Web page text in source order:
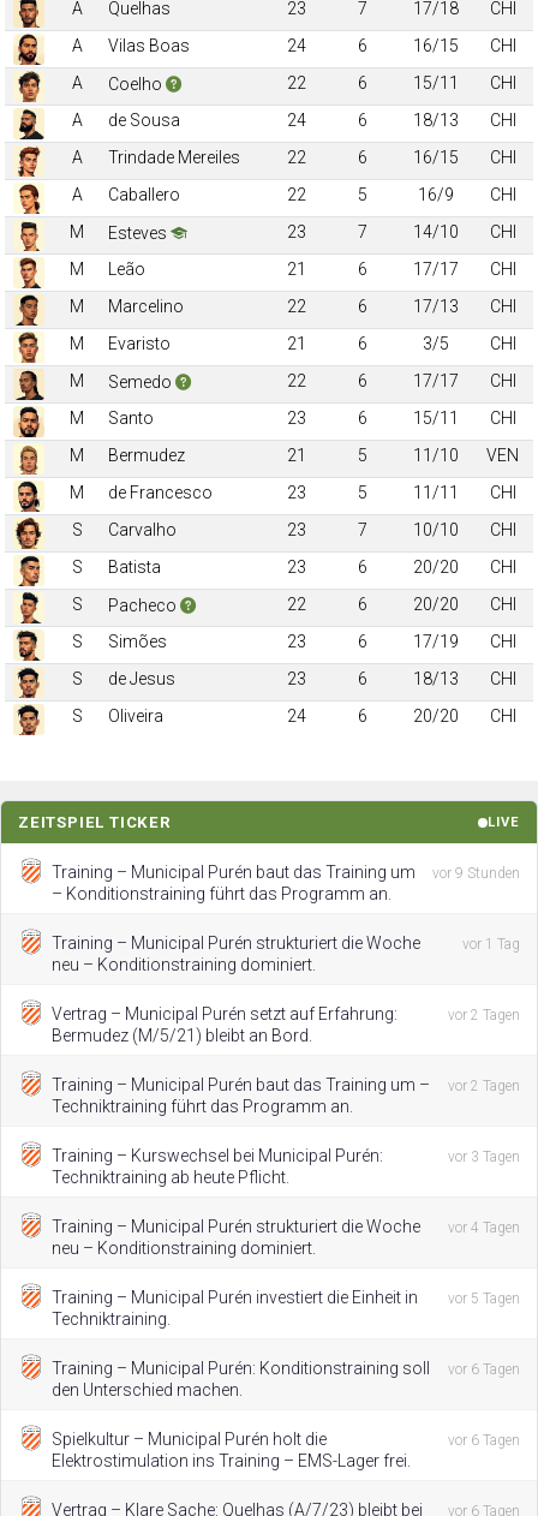
A
Quelhas 23 7 17/18
CHI
A
Vilas Boas 24 6 16/15
CHI
A
Coelho 22 6 15/11
CHI
A
de Sousa 24 6 18/13
CHI
A
Trindade Mereiles 22 6 16/15
CHI
A
Caballero 22 5 16/9
CHI
M
Esteves 23 7 14/10
CHI
M
Leão 21 6 17/17
CHI
M
Marcelino 22 6 17/13
CHI
M
Evaristo 21 6 3/5
CHI
M
Semedo 22 6 17/17
CHI
M
Santo 23 6 15/11
CHI
M
Bermudez 21 5 11/10
VEN
M
de Francesco 23 5 11/11
CHI
S
Carvalho 23 7 10/10
CHI
S
Batista 23 6 20/20
CHI
S
Pacheco 22 6 20/20
CHI
S
Simões 23 6 17/19
CHI
S
de Jesus 23 6 18/13
CHI
S
Oliveira 24 6 20/20 CHI
ZEITSPIEL TICKER LIVE
Training – Municipal Purén baut das Training um
– Konditionstraining führt das Programm an.
vor 9 Stunden
Training – Municipal Purén strukturiert die Woche
neu – Konditionstraining dominiert.
vor 1 Tag
Vertrag – Municipal Purén setzt auf Erfahrung:
Bermudez (M/5/21) bleibt an Bord.
vor 2 Tagen
Training – Municipal Purén baut das Training um –
Techniktraining führt das Programm an.
vor 2 Tagen
Training – Kurswechsel bei Municipal Purén:
Techniktraining ab heute Pflicht.
vor 3 Tagen
Training – Municipal Purén strukturiert die Woche
neu – Konditionstraining dominiert.
vor 4 Tagen
Training – Municipal Purén investiert die Einheit in
Techniktraining.
vor 5 Tagen
Training – Municipal Purén: Konditionstraining soll
den Unterschied machen.
vor 6 Tagen
Spielkultur – Municipal Purén holt die
Elektrostimulation ins Training – EMS-Lager frei.
vor 6 Tagen
Vertrag – Klare Sache: Quelhas (A/7/23) bleibt bei
vor 6 Tagen